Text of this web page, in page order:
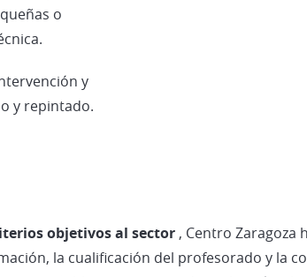
o
y
y repintado.
objetivos al sector , Centro Zaragoza
la cualificación del profesorado y la